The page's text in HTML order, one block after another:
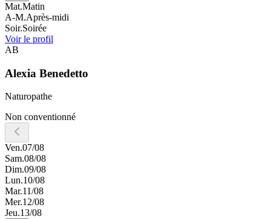
Mat.Matin
A-M.Après-midi
Soir.Soirée
Voir le profil
AB
Alexia Benedetto
Naturopathe
Non conventionné
Ven.07/08
Sam.08/08
Dim.09/08
Lun.10/08
Mar.11/08
Mer.12/08
Jeu.13/08